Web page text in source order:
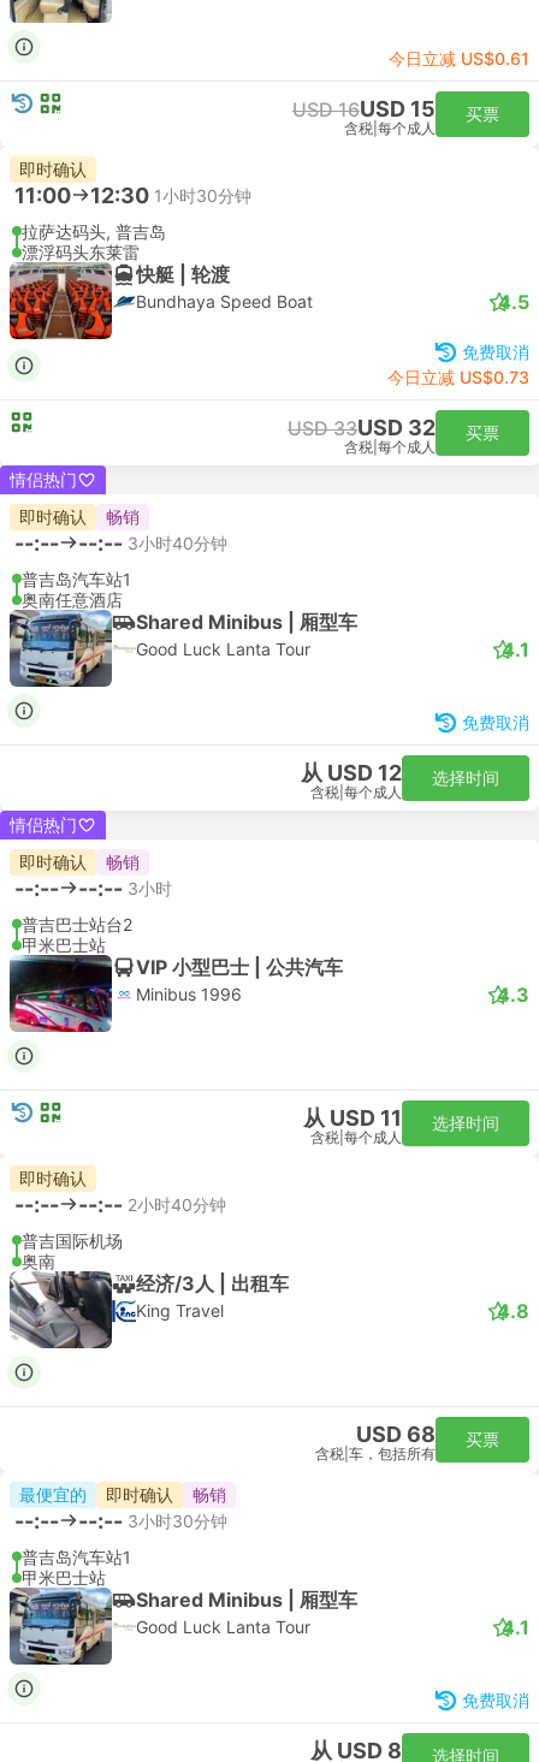
今日立减 US$0.61
USD 16USD 15
含税 每个成人
买票
即时确认
11:00 12:30 1小时30分钟
拉萨达码头, 普吉岛
漂浮码头东莱雷
快艇 | 轮渡
Bundhaya Speed Boat 4.5
免费取消
今日立减 US$0.73
USD 33USD 32
含税 每个成人
买票
情侣热门
即时确认
畅销
--:-- --:-- 3小时40分钟
普吉岛汽车站1
奥南任意酒店
Shared Minibus | 厢型车
Good Luck Lanta Tour 4.1
免费取消
从 USD 12
含税 每个成人
选择时间
情侣热门
即时确认
畅销
--:-- --:-- 3小时
普吉巴士站台2
甲米巴士站
VIP 小型巴士 | 公共汽车
Minibus 1996 4.3
从 USD 11
含税 每个成人
选择时间
即时确认
--:-- --:-- 2小时40分钟
普吉国际机场
奥南
经济/3人 | 出租车
King Travel 4.8
USD 68
含税 车，包括所有
买票
最便宜的 即时确认 畅销
--:-- --:-- 3小时30分钟
普吉岛汽车站1
甲米巴士站
Shared Minibus | 厢型车
Good Luck Lanta Tour 4.1
免费取消
从 USD 8 选择时间